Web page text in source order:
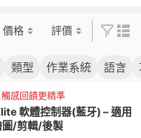
價格 評價
類型 作業系統 語言
感回饋更精準
軟體控制器(藍牙) – 適用
/剪輯/後製